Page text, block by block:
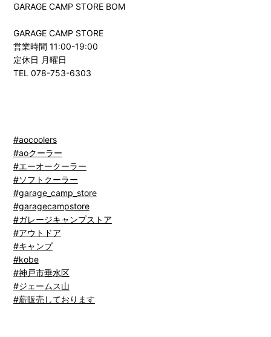
GARAGE CAMP STORE BOM
GARAGE CAMP STORE
営業時間 11:00-19:00
定休日 月曜日
TEL 078-753-6303
#aocoolers
#aoクーラー
#エーオークーラー
#ソフトクーラー
#garage_camp_store
#garagecampstore
#ガレージキャンプストア
#アウトドア
#キャンプ
#kobe
#神戸市垂水区
#ジェームス山
#薪販売しております